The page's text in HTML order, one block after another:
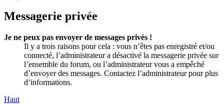
Messagerie privée
Je ne peux pas envoyer de messages privés !
Il y a trois raisons pour cela : vous n’êtes pas enregistré et/ou
connecté, l’administrateur a désactivé la messagerie privée sur
l’ensemble du forum, ou l’administrateur vous a empêché
d’envoyer des messages. Contactez l’administrateur pour plus
d’informations.
Haut